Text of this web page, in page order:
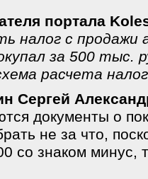
портала
налог с
за 500 тыс.
расчета
Сергей
документы о
не за что,
со знаком минус,